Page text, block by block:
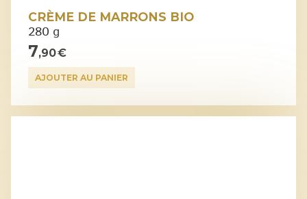
CRÈME DE MARRONS BIO
280 g
7,90 €
AJOUTER AU PANIER